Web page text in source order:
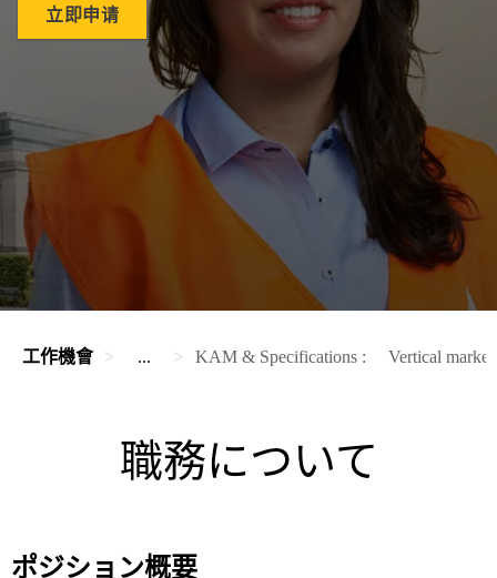
立即申请
工作機會 ... KAM & Specifications : Vertical market,
職務について
ポジション概要